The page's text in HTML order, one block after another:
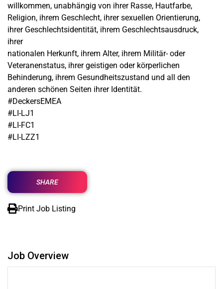
willkommen, unabhängig von ihrer Rasse, Hautfarbe,
Religion, ihrem Geschlecht, ihrer sexuellen Orientierung,
ihrer Geschlechtsidentität, ihrem Geschlechtsausdruck,
ihrer
nationalen Herkunft, ihrem Alter, ihrem Militär- oder
Veteranenstatus, ihrer geistigen oder körperlichen
Behinderung, ihrem Gesundheitszustand und all den
anderen schönen Seiten ihrer Identität.
#DeckersEMEA
#LI-LJ1
#LI-FC1
#LI-LZZ1
SHARE
Print Job Listing
Job Overview